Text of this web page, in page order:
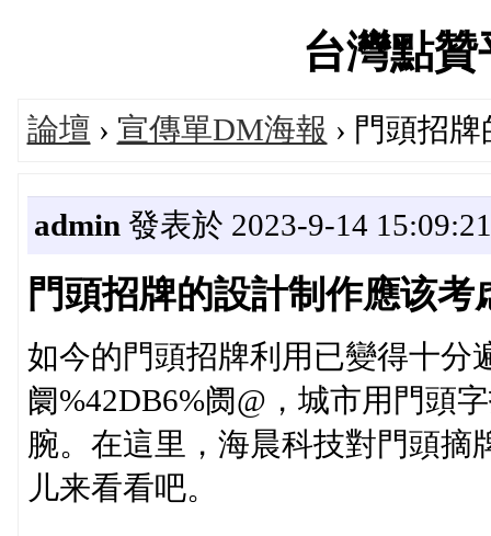
台灣點
論壇 › 宣傳單DM海報 › 門頭招
admin 發表於 2023-9-14 15:09:21
門頭招牌的設計制作應该考
如今的門頭招牌利用已變得十分
阛%42DB6%阓@，城市用門頭
腕。在這里，海晨科技對門頭摘
儿来看看吧。